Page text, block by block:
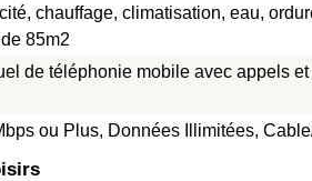
chauffage, climatisation, eau,
85m2
de téléphonie mobile avec appels
ou Plus, Données Illimitées,